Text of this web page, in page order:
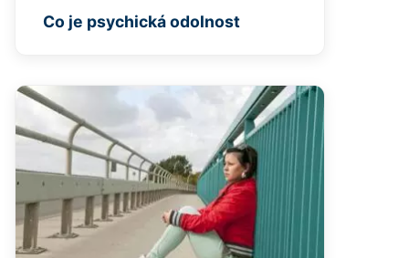
Co je psychická odolnost